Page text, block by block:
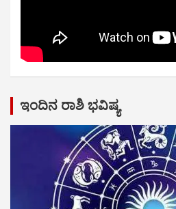
ಇಂದಿನ ರಾಶಿ ಭವಿಷ್ಯ